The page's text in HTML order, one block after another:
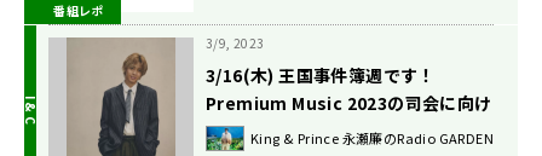
番組レポ
3/9, 2023
3/16(木) 王国事件簿週です！
Premium Music 2023の司会に向け
て！ King & Prince 永瀬廉のRadio GARDEN